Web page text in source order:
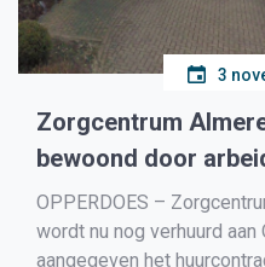
3
Zorgcentrum
bewoond door
OPPERDOES –
wordt nu nog verhuurd
aangegeven het